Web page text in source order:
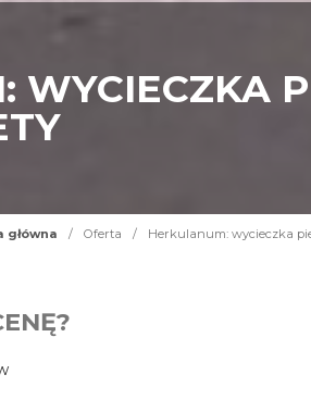
WYCIECZKA
główna / Oferta / Herkulanum: wycieczka